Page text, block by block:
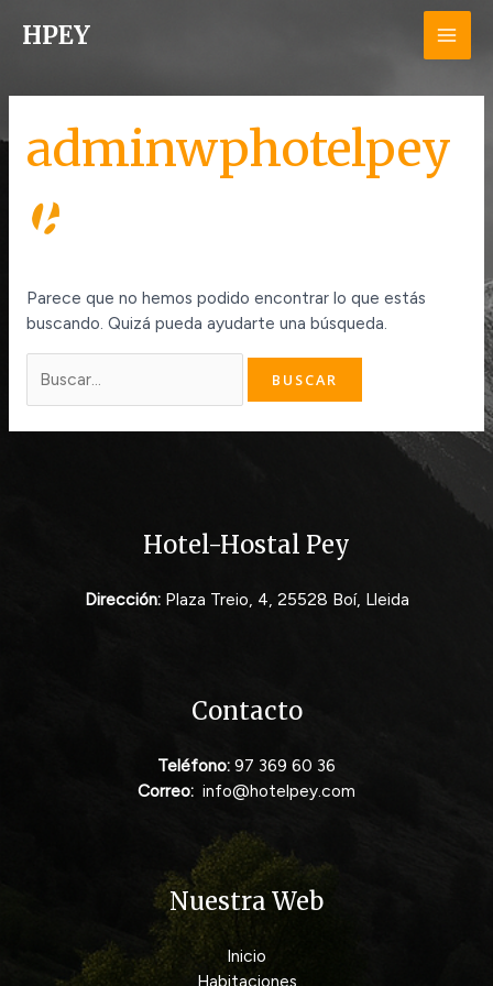
HPEY
adminwphotelpey
Parece que no hemos podido encontrar lo que estás
buscando. Quizá pueda ayudarte una búsqueda.
por:
Hotel-Hostal Pey
Dirección:Plaza Treio, 4, 25528 Boí, Lleida
Contacto
Teléfono: 97 369 60 36
Correo: info@hotelpey.com
Nuestra Web
Inicio
Habitaciones